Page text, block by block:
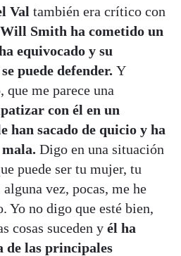
Val también era crítico con
Will Smith ha cometido un
equivocado y su
puede defender. Y
que me parece una
con él en un
han sacado de quicio y ha
Digo en una situación
puede ser tu mujer, tu
vez, pocas, me he
Yo no digo que esté bien,
cosas suceden y él ha
de las principales